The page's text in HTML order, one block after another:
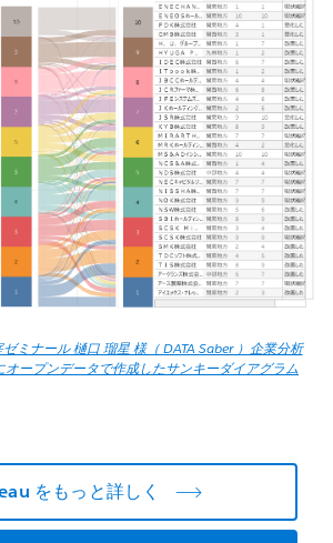
ミナール 樋口 瑠星 様（ DATA Saber ）企業分析
ープンデータで作成したサンキーダイアグラム
をもっと詳しく